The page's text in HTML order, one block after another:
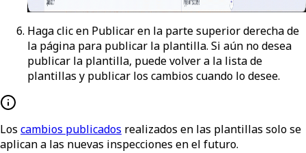
Haga clic en Publicaren la parte superior derecha de
la página para publicar la plantilla. Si aún no desea
publicar la plantilla, puede volver a la lista de
plantillas y publicar los cambios cuando lo desee.
Los cambios publicados realizados en las plantillas solo se
aplican a las nuevas inspecciones en el futuro.